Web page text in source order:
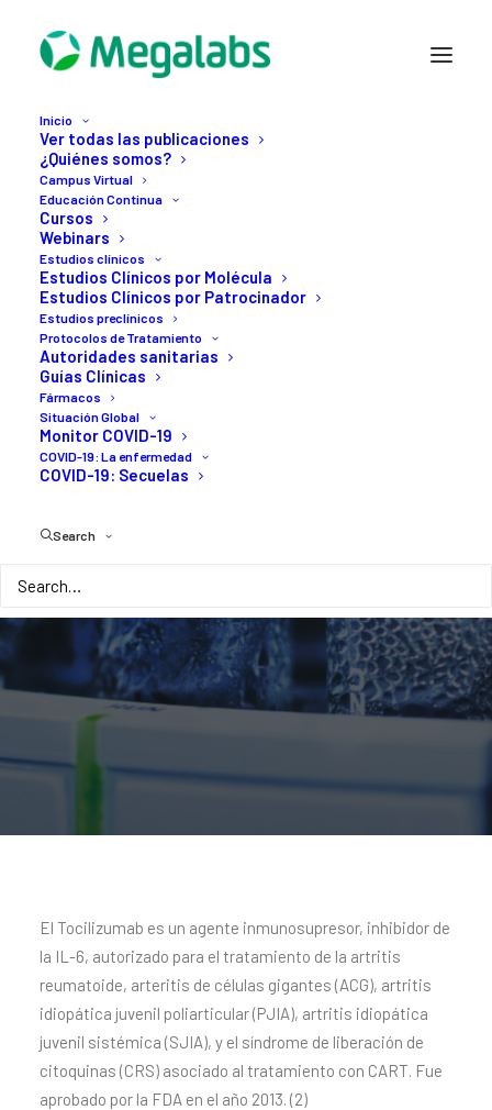
Inicio
Ver todas las publicaciones
¿Quiénes somos?
Campus Virtual
Educación Continua
Cursos
Webinars
Estudios clínicos
Estudios Clínicos por Molécula
Estudios Clínicos por Patrocinador
Estudios preclínicos
Protocolos de Tratamiento
Autoridades sanitarias
Guías Clínicas
Fármacos
Situación Global
Monitor COVID-19
COVID-19: La enfermedad
COVID-19: Secuelas
Search
Tocilizumab
El Tocilizumab es un agente inmunosupresor, inhibidor de
la IL-6, autorizado para el tratamiento de la artritis
reumatoide, arteritis de células gigantes (ACG), artritis
idiopática juvenil poliarticular (PJIA), artritis idiopática
juvenil sistémica (SJIA), y el síndrome de liberación de
citoquinas (CRS) asociado al tratamiento con CART. Fue
aprobado por la FDA en el año 2013. (2)